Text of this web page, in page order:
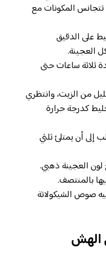
المكونات مع
على الدقيق
العجينة.
ثلاثة ساعات حتى
من الزيت، وانتظري
كدرجة حرارة
إلى أن يمتلئ ثلثي
لون العجينة ذهبي.
بالمنتصف.
صوص الشيكولاتة
الهش